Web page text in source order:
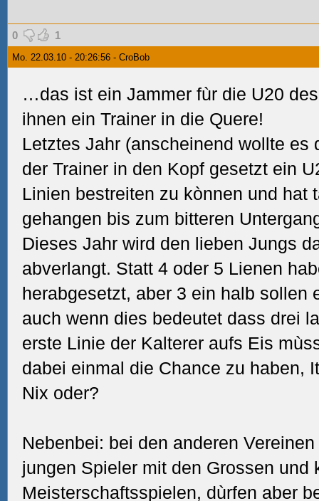
0 1
Mo. 22.03.10 - 20:26:56 - CroBob
…das ist ein Jammer fùr die U20
ihnen ein Trainer in die Quere!
Letztes Jahr (anscheinend wollte es
der Trainer in den Kopf gesetzt ein
Linien bestreiten zu kònnen und hat
gehangen bis zum bitteren
Dieses Jahr wird den lieben Jungs
abverlangt. Statt 4 oder 5 Lienen
herabgesetzt, aber 3 ein halb sollen
auch wenn dies bedeutet dass drei
erste Linie der Kalterer aufs Eis
dabei einmal die Chance zu haben,
Nix oder?
Nebenbei: bei den anderen
jungen Spieler mit den Grossen und
Meisterschaftsspielen, dùrfen aber